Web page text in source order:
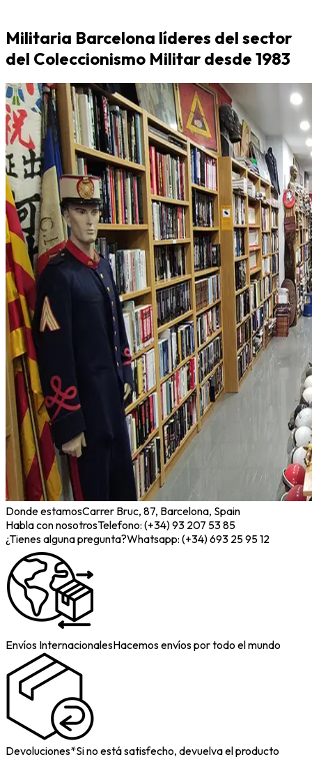
Militaria Barcelona líderes del sector
del Coleccionismo Militar desde 1983
Donde estamosCarrer Bruc, 87, Barcelona, Spain
Habla con nosotrosTelefono: (+34) 93 207 53 85
¿Tienes alguna pregunta?Whatsapp: (+34) 693 25 95 12
Envíos InternacionalesHacemos envíos por todo el mundo
Devoluciones*Si no está satisfecho, devuelva el producto